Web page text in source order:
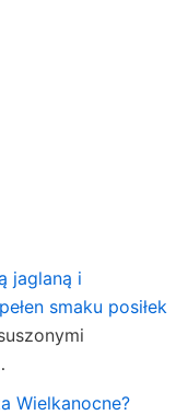
jaglaną i
smaku posiłek
Wielkanocne?